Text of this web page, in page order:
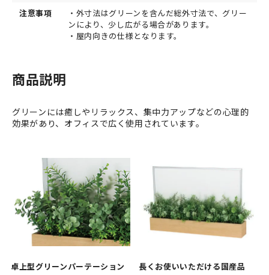
注意事項
・外寸法はグリーンを含んだ総外寸法で、グリー
ンにより、少し広がる場合があります。
・屋内向きの仕様となります。
商品説明
グリーンには癒しやリラックス、集中力アップなどの心理的
効果があり、オフィスで広く使用されています。
卓上型グリーンパーテーション
長くお使いいただける国産品